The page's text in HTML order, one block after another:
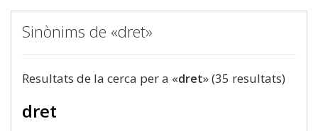
Sinònims de «dret»
Resultats de la cerca per a «dret» (35 resultats)
dret